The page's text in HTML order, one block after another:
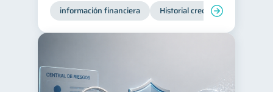
información financiera Historial crediticio